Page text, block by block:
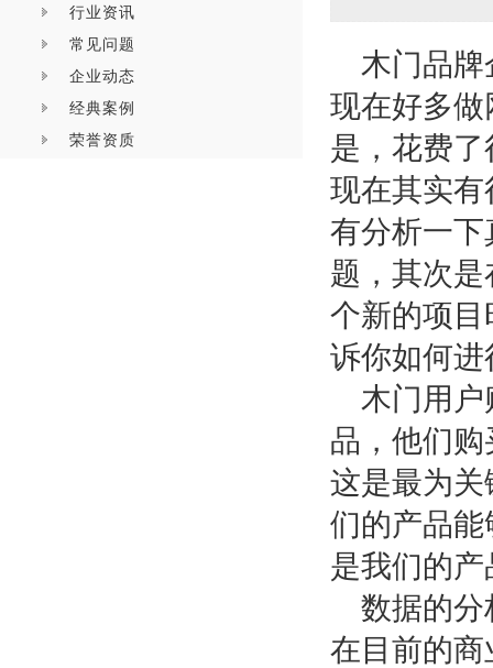
行业资讯
常见问题
企业动态
经典案例
荣誉资质
木门品牌
现在好多
是，花费
现在其实
有分析一
题，其次
个新的项
诉你如何进
木门用户
品，他们
这是最为
们的产品
是我们的
数据的分
在目前的